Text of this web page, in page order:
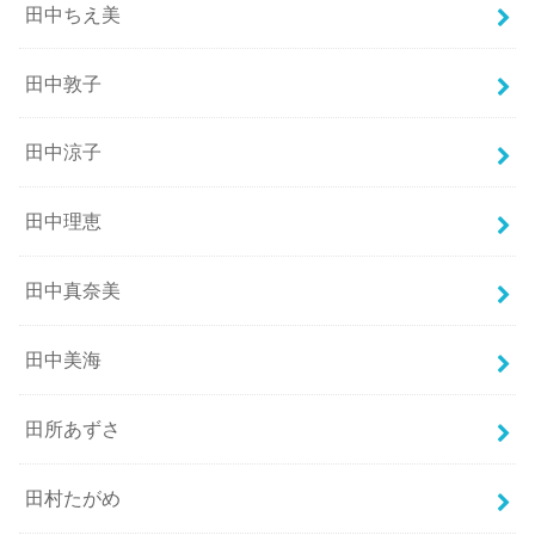
田中ちえ美
田中敦子
田中涼子
田中理恵
田中真奈美
田中美海
田所あずさ
田村たがめ